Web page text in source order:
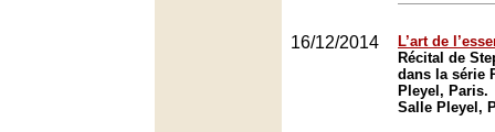
16/12/2014
L’art de
Récital de
dans la série
Pleyel, Paris.
Salle Pleyel,